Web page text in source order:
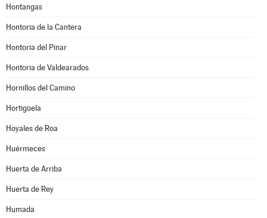
Hontangas
Hontoria de la Cantera
Hontoria del Pinar
Hontoria de Valdearados
Hornillos del Camino
Hortigüela
Hoyales de Roa
Huérmeces
Huerta de Arriba
Huerta de Rey
Humada